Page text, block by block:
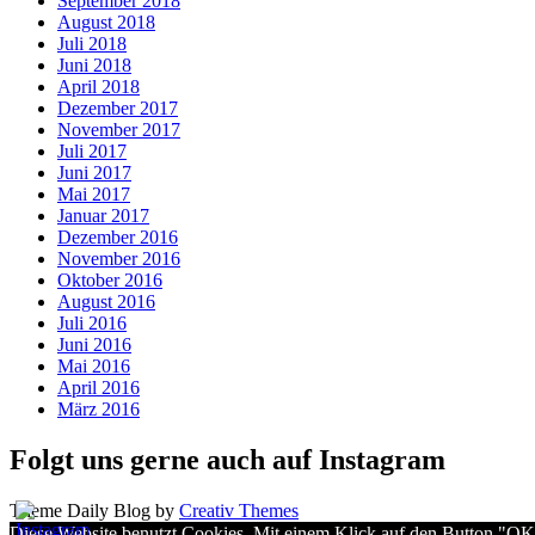
August 2018
Juli 2018
Juni 2018
April 2018
Dezember 2017
November 2017
Juli 2017
Juni 2017
Mai 2017
Januar 2017
Dezember 2016
November 2016
Oktober 2016
August 2016
Juli 2016
Juni 2016
Mai 2016
April 2016
März 2016
Folgt uns gerne auch auf Instagram
Theme Daily Blog by Creativ Themes